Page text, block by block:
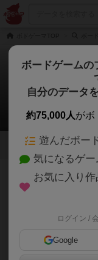
1
『数律』が好きな方
このゲームのトップペー
が近いボードゲームをラ
ボードゲームの
自分のデータ
約75,000人がボ
遊んだボー
気になるゲ
お気に入り
ログイン /
Google